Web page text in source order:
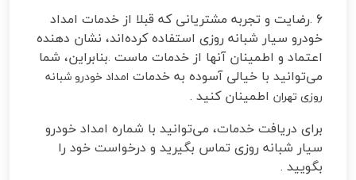
6
.رضایت و تجربه مشتریانی که قبلا از خدمات امداد
خودرو سیار شبانه روزی استفاده کرده‌اند، نشان دهنده
اعتماد و اطمینان آنها از خدمات ماست .بنابراین، شما
می‌توانید با خیالی آسوده به خدمات امداد خودرو شبانه
روزی تهران اطمینان کنید .
برای دریافت خدمات، می‌توانید با شماره امداد خودرو
سیار شبانه روزی تماس بگیرید و درخواست خود را
بگویید .